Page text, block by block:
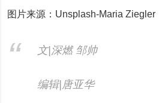
图片来源：Unsplash-Maria Ziegler
文|深燃 邹帅
编辑|唐亚华